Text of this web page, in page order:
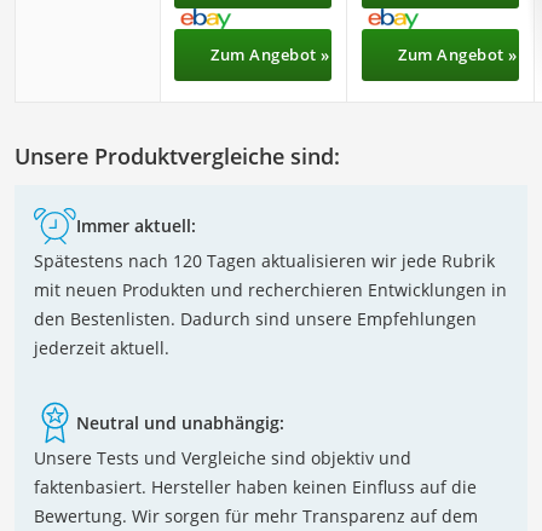
Zum Angebot » Zum Angebot »
Unsere Produktvergleiche sind:
Immer aktuell:
Spätestens nach 120 Tagen aktualisieren wir jede Rubrik
mit neuen Produkten und recherchieren Entwicklungen in
den Bestenlisten. Dadurch sind unsere Empfehlungen
jederzeit aktuell.
Neutral und unabhängig:
Unsere Tests und Vergleiche sind objektiv und
faktenbasiert. Hersteller haben keinen Einfluss auf die
Bewertung. Wir sorgen für mehr Transparenz auf dem